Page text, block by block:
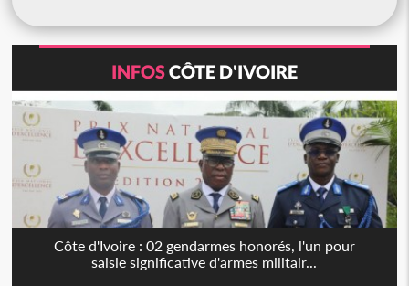
INFOSCÔTE D'IVOIRE
Côte d'Ivoire : 02 gendarmes honorés, l'un pour
saisie significative d'armes militair...